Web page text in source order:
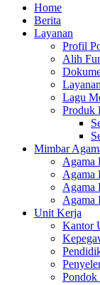
Home
Berita
Layanan
Profil
Alih
Lagu
Produk
Mimbar
Agama
Agama
Agama
Agama
Unit Kerja
Kantor
Pondok